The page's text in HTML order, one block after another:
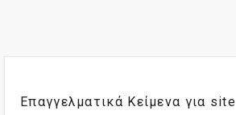
Επαγγελματικά Κείμενα για site